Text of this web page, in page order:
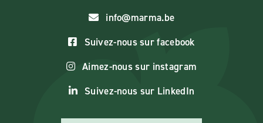
info@marma.be
Suivez-nous sur facebook
Aimez-nous sur instagram
Suivez-nous sur LinkedIn